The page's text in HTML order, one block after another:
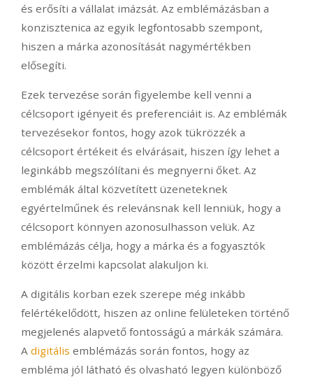
és erősíti a vállalat imázsát. Az emblémázásban a
konzisztenica az egyik legfontosabb szempont,
hiszen a márka azonosítását nagymértékben
elősegíti.
Ezek tervezése során figyelembe kell venni a
célcsoport igényeit és preferenciáit is. Az emblémák
tervezésekor fontos, hogy azok tükrözzék a
célcsoport értékeit és elvárásait, hiszen így lehet a
leginkább megszólítani és megnyerni őket. Az
emblémák által közvetített üzeneteknek
egyértelműnek és relevánsnak kell lenniük, hogy a
célcsoport könnyen azonosulhasson velük. Az
emblémázás célja, hogy a márka és a fogyasztók
között érzelmi kapcsolat alakuljon ki.
A digitális korban ezek szerepe még inkább
felértékelődött, hiszen az online felületeken történő
megjelenés alapvető fontosságú a márkák számára.
A digitális emblémázás során fontos, hogy az
embléma jól látható és olvasható legyen különböző